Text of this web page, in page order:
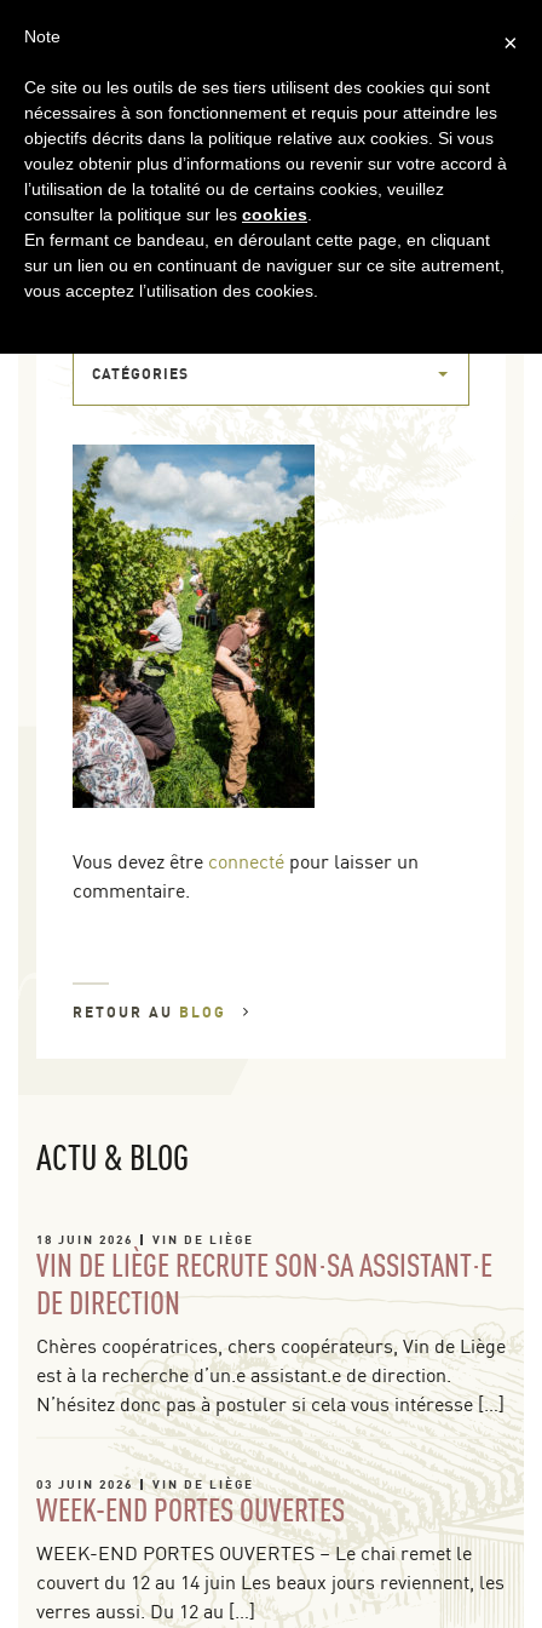
MENU
DSCF8168
CATÉGORIES
Vous devez être connecté pour laisser un
commentaire.
RETOUR AU BLOG
ACTU & BLOG
18 JUIN 2026 VIN DE LIÈGE
VIN DE LIÈGE RECRUTE SON·SA ASSISTANT·E
DE DIRECTION
Chères coopératrices, chers coopérateurs, Vin de Liège
est à la recherche d’un.e assistant.e de direction.
N’hésitez donc pas à postuler si cela vous intéresse […]
03 JUIN 2026 VIN DE LIÈGE
WEEK-END PORTES OUVERTES
WEEK-END PORTES OUVERTES – Le chai remet le
couvert du 12 au 14 juin Les beaux jours reviennent, les
verres aussi. Du 12 au […]
×
Note
Ce site ou les outils de ses tiers utilisent des cookies qui sont
nécessaires à son fonctionnement et requis pour atteindre les
objectifs décrits dans la politique relative aux cookies. Si vous
voulez obtenir plus d’informations ou revenir sur votre accord à
l’utilisation de la totalité ou de certains cookies, veuillez
consulter la politique sur les cookies
En fermant ce bandeau, en déroulant cette page, en cliquant
sur un lien ou en continuant de naviguer sur ce site autrement,
vous acceptez l’utilisation des cookies.